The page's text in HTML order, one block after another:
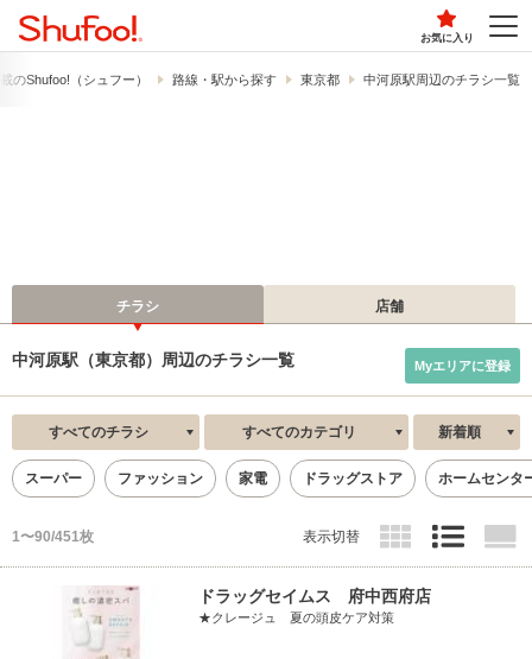
お気に入り
の​Shufoo!​（シュフー） 路線・駅から探す 東京都 中河原駅周辺のチラシ一覧
チラシ 店舗
中河原駅（東京都）周辺のチラシ一覧 Myエリアに登録
すべてのチラシ すべてのカテゴリ 新着順
スーパー ファッション 家電 ドラッグストア ホームセンタ
1〜90/451枚 表示切替
ドラッグセイムス 府中西府店
★クレージュ 夏の頭皮ケア対策